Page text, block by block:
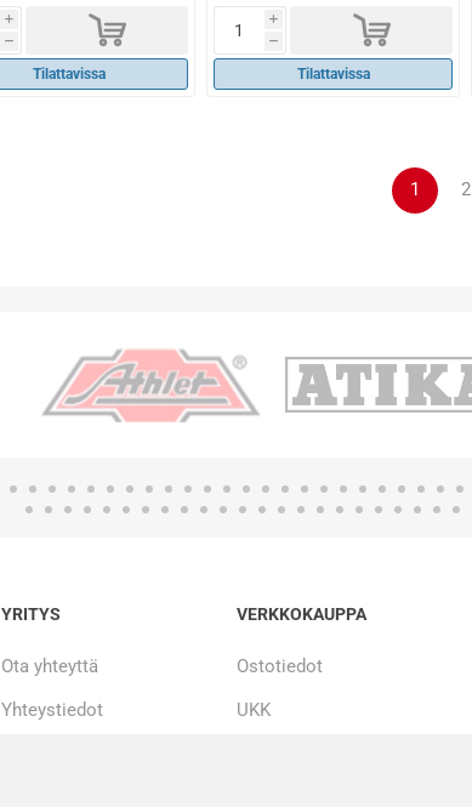
i
h d
Tilattavissa
i
h d
Tilattavissa
1 2
YRITYS
Ota yhteyttä
Yhteystiedot
VERKKOKAUPPA
Ostotiedot
UKK